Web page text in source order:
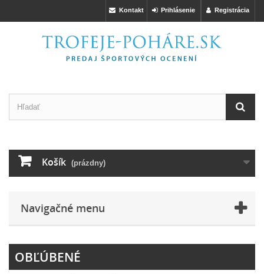
Registrácia
Prihlásenie
Kontakt
Košík (prázdny)
Navigačné menu
OBĽÚBENÉ